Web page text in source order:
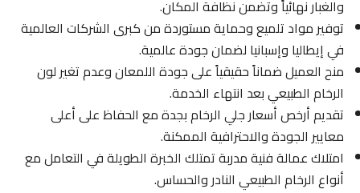
والغبار نهائياً وتضمن نظافة المكان.
توفير مواد تلميع وحماية مستوردة من كبرى الشركات العالمية
في إيطاليا وإسبانيا لضمان جودة عالمية.
منح العميل ضماناً حقيقياً على جودة اللمعان وعدم تغير لون
الرخام الطبيعي بعد انتهاء الخدمة.
تقديم أرخص أسعار جلي الرخام بجدة مع الحفاظ على أعلى
معايير الجودة والاحترافية الممكنة.
امتلاك عمالة فنية مدربة تمتلك الخبرة الطويلة في التعامل مع
أنواع الرخام الطبيعي النادر والحساس.